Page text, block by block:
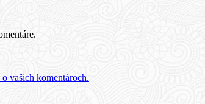
vašich komentároch.